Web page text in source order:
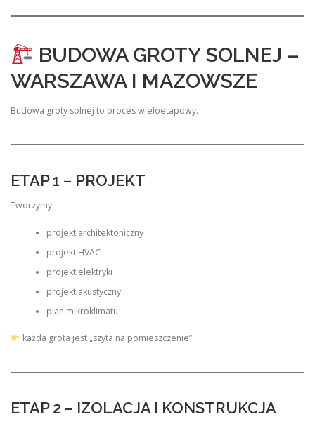
BUDOWA GROTY SOLNEJ –
WARSZAWA I MAZOWSZE
Budowa groty solnej to proces wieloetapowy.
ETAP 1 – PROJEKT
Tworzymy:
projekt architektoniczny
projekt HVAC
projekt elektryki
projekt akustyczny
plan mikroklimatu
każda grota jest „szyta na pomieszczenie”
ETAP 2 – IZOLACJA I KONSTRUKCJA